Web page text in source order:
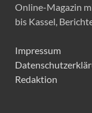
Online-Magazin
bis Kassel,
Impressum
Redaktion